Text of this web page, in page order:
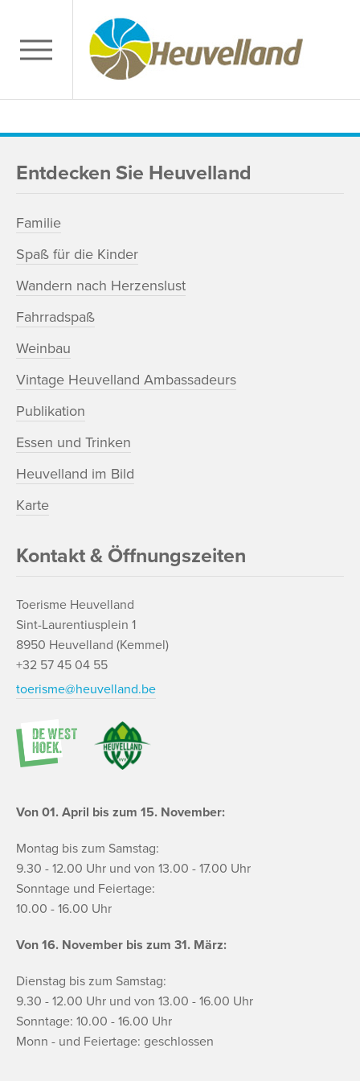
Entdecken Sie Heuvelland
Familie
Spaß für die Kinder
Wandern nach Herzenslust
Fahrradspaß
Weinbau
Vintage Heuvelland Ambassadeurs
Publikation
Essen und Trinken
Heuvelland im Bild
Karte
Kontakt & Öffnungszeiten
Toerisme Heuvelland
Sint-Laurentiusplein 1
8950 Heuvelland (Kemmel)
+32 57 45 04 55
toerisme@heuvelland.be
Von 01. April bis zum 15. November:
Montag bis zum Samstag:
9.30 - 12.00 Uhr und von 13.00 - 17.00 Uhr
Sonntage und Feiertage:
10.00 - 16.00 Uhr
Von 16. November bis zum 31. März:
Dienstag bis zum Samstag:
9.30 - 12.00 Uhr und von 13.00 - 16.00 Uhr
Sonntage: 10.00 - 16.00 Uhr
Monn - und Feiertage: geschlossen